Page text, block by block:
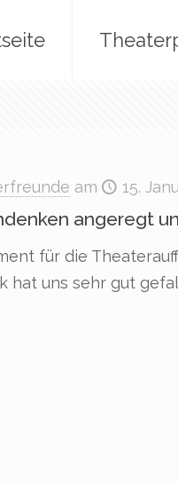
am 15.
angeregt
für die
hat uns sehr gut